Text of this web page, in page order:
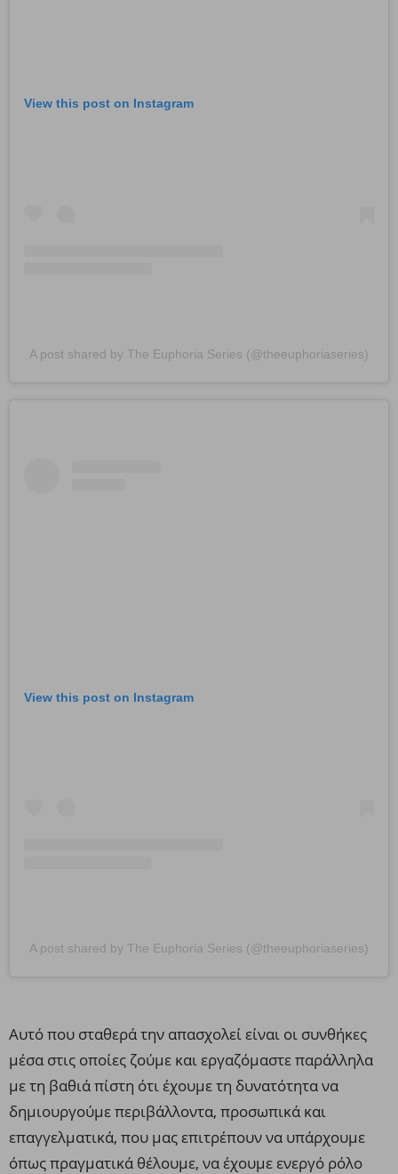
View this post on Instagram
A post shared by The Euphoria Series (@theeuphoriaseries)
View this post on Instagram
A post shared by The Euphoria Series (@theeuphoriaseries)
Αυτό που σταθερά την απασχολεί είναι οι συνθήκες
μέσα στις οποίες ζούμε και εργαζόμαστε παράλληλα
με τη βαθιά πίστη ότι έχουμε τη δυνατότητα να
δημιουργούμε περιβάλλοντα, προσωπικά και
επαγγελματικά, που μας επιτρέπουν να υπάρχουμε
όπως πραγματικά θέλουμε, να έχουμε ενεργό ρόλο